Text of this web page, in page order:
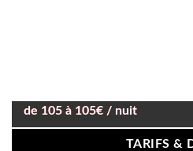
de 105 à 105€ / nuit
TARIFS &